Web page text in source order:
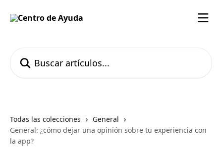
Todas las colecciones
General
General: ¿cómo dejar una opinión sobre tu experiencia con
la app?